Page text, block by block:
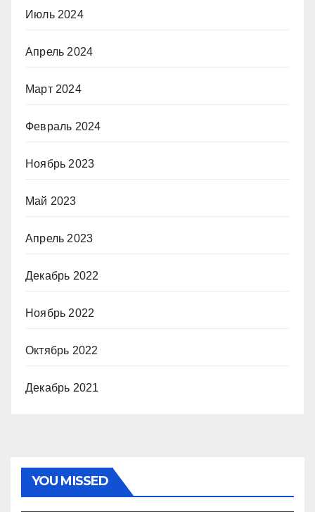
Июль 2024
Апрель 2024
Март 2024
Февраль 2024
Ноябрь 2023
Май 2023
Апрель 2023
Декабрь 2022
Ноябрь 2022
Октябрь 2022
Декабрь 2021
YOU MISSED